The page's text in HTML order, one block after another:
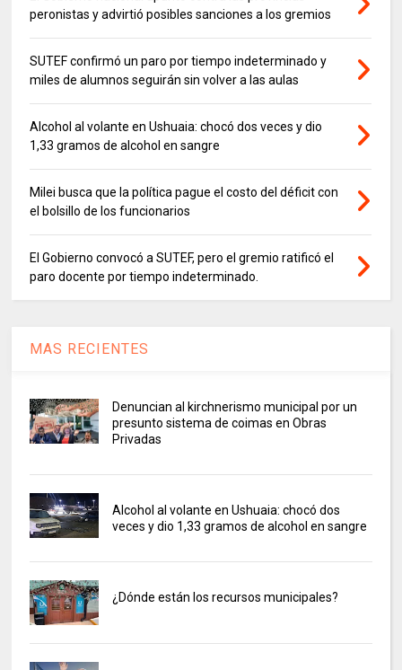
peronistas y advirtió posibles sanciones a los gremios
SUTEF confirmó un paro por tiempo indeterminado y
miles de alumnos seguirán sin volver a las aulas
Alcohol al volante en Ushuaia: chocó dos veces y dio
1,33 gramos de alcohol en sangre
Milei busca que la política pague el costo del déficit con
el bolsillo de los funcionarios
El Gobierno convocó a SUTEF, pero el gremio ratificó el
paro docente por tiempo indeterminado.
MAS RECIENTES
Denuncian al kirchnerismo municipal por un
presunto sistema de coimas en Obras
Privadas
Alcohol al volante en Ushuaia: chocó dos
veces y dio 1,33 gramos de alcohol en sangre
¿Dónde están los recursos municipales?